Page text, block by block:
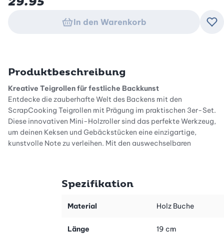
In den Warenkorb
Produktbeschreibung
Kreative Teigrollen für festliche Backkunst
Entdecke die zauberhafte Welt des Backens mit den
ScrapCooking Teigrollen mit Prägung im praktischen 3er-Set.
Diese innovativen Mini-Holzroller sind das perfekte Werkzeug,
um deinen Keksen und Gebäckstücken eine einzigartige,
kunstvolle Note zu verleihen. Mit den auswechselbaren
unvergessliche Backmomente.
Festliche Motive für jeden Geschmack
die speziell für die Weihnachtszeit gestaltet wurden. Mit dem
Spezifikation
Material Holz Buche
Länge 19 cm